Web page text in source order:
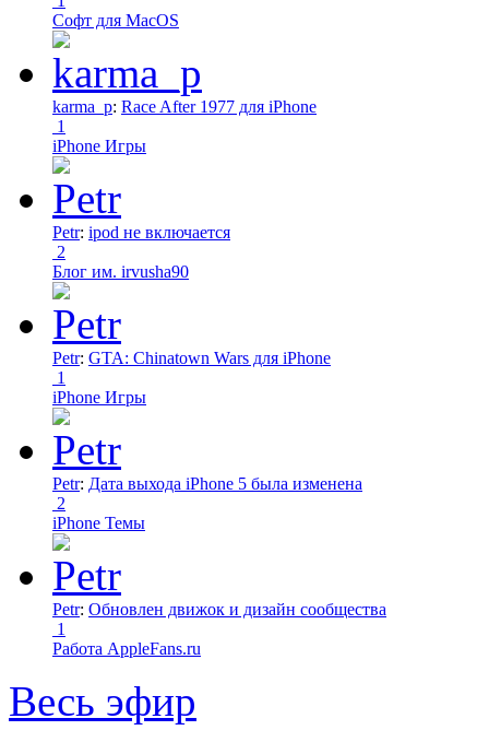
Софт для MacOS
karma_p: Race After 1977 для iPhone
1
iPhone Игры
Petr: ipod не включается
2
Блог им. irvusha90
Petr: GTA: Chinatown Wars для iPhone
1
iPhone Игры
Petr: Дата выхода iPhone 5 была изменена
2
iPhone Темы
Petr: Обновлен движок и дизайн сообщества
1
Работа AppleFans.ru
Весь эфир